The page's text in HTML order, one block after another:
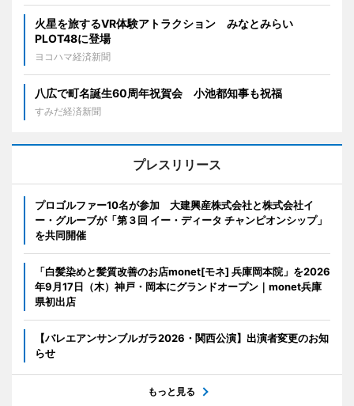
火星を旅するVR体験アトラクション みなとみらい
PLOT48に登場
ヨコハマ経済新聞
八広で町名誕生60周年祝賀会 小池都知事も祝福
すみだ経済新聞
プレスリリース
プロゴルファー10名が参加 大建興産株式会社と株式会社イ
ー・グルーブが「第３回 イー・ディータ チャンピオンシップ」
を共同開催
「白髪染めと髪質改善のお店monet[モネ] 兵庫岡本院」を2026
年9月17日（木）神戸・岡本にグランドオープン｜monet兵庫
県初出店
【バレエアンサンブルガラ2026・関西公演】出演者変更のお知
らせ
もっと見る